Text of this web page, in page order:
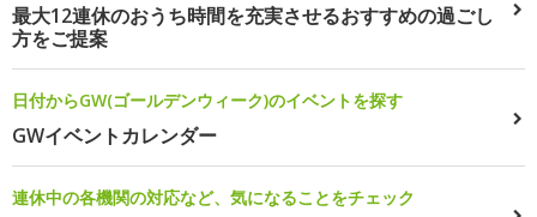
最大12連休のおうち時間を充実させるおすすめの過ごし
方をご提案
日付からGW(ゴールデンウィーク)のイベントを探す
GWイベントカレンダー
連休中の各機関の対応など、気になることをチェック